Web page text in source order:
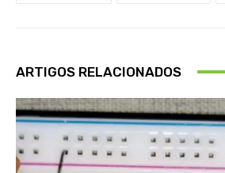
{
0,
1
6
}
d
o
t
T
c
ARTIGOS RELACIONADOS